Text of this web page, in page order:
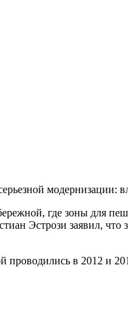
где зоны для
Эcтрози заявил, что
проводились в 2012 и